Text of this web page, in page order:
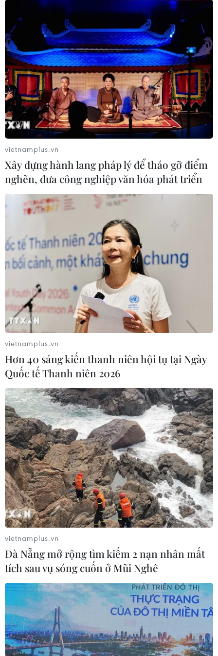
TIN CÙNG CHUYÊN MỤC
vietnamplus.vn
Xây dựng hành lang pháp lý để tháo gỡ điểm
nghẽn, đưa công nghiệp văn hóa phát triển
vietnamplus.vn
Hơn 40 sáng kiến thanh niên hội tụ tại Ngày
Quốc tế Thanh niên 2026
vietnamplus.vn
Đà Nẵng mở rộng tìm kiếm 2 nạn nhân mất
tích sau vụ sóng cuốn ở Mũi Nghê